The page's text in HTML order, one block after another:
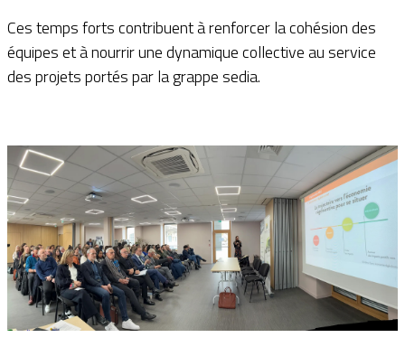
Ces temps forts contribuent à renforcer la cohésion des
équipes et à nourrir une dynamique collective au service
des projets portés par la grappe sedia.